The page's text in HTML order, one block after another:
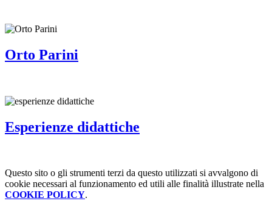
Orto Parini
Esperienze didattiche
Questo sito o gli strumenti terzi da questo utilizzati si avvalgono di
cookie necessari al funzionamento ed utili alle finalità illustrate nella
COOKIE POLICY.